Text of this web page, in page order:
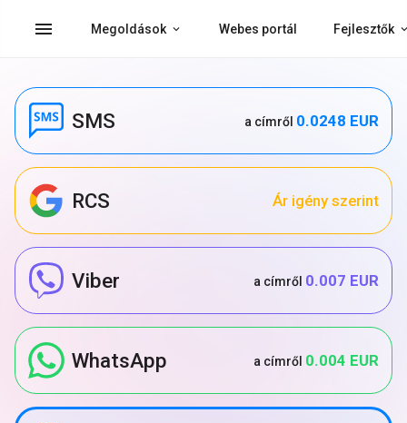
menu Megoldások Webes portál Fejlesztők
SMS a címről 0.0248 EUR
RCS Ár igény szerint
Viber a címről 0.007 EUR
WhatsApp a címről 0.004 EUR